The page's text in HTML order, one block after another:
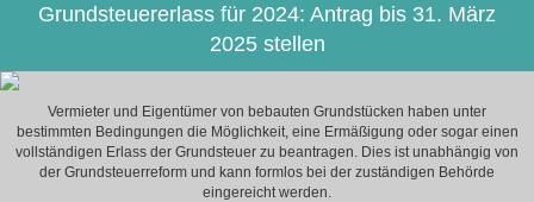
Grundsteuererlass für 2024: Antrag bis 31. März
2025 stellen
Vermieter und Eigentümer von bebauten Grundstücken haben unter
bestimmten Bedingungen die Möglichkeit, eine Ermäßigung oder sogar einen
vollständigen Erlass der Grundsteuer zu beantragen. Dies ist unabhängig von
der Grundsteuerreform und kann formlos bei der zuständigen Behörde
eingereicht werden.